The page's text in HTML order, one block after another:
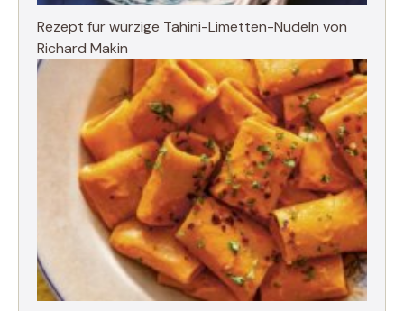
Rezept für würzige Tahini-Limetten-Nudeln von
Richard Makin